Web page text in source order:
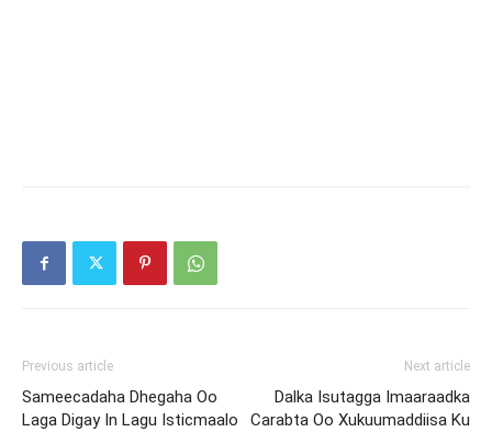
Previous article
Sameecadaha Dhegaha Oo
Laga Digay In Lagu Isticmaalo
Next article
Dalka Isutagga Imaaraadka
Carabta Oo Xukuumaddiisa Ku